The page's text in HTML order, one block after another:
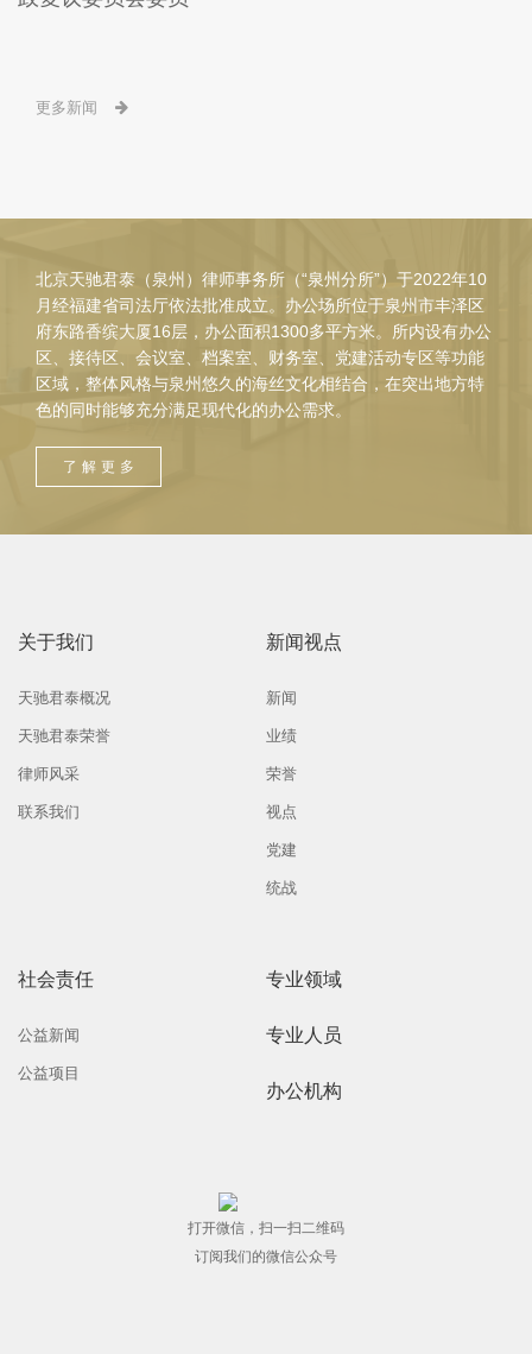
更多新闻
北京天驰君泰（泉州）律师事务所（“泉州分所”）于2022年10
月经福建省司法厅依法批准成立。办公场所位于泉州市丰泽区
府东路香缤大厦16层，办公面积1300多平方米。所内设有办公
区、接待区、会议室、档案室、财务室、党建活动专区等功能
区域，整体风格与泉州悠久的海丝文化相结合，在突出地方特
色的同时能够充分满足现代化的办公需求。
了解更多
关于我们
天驰君泰概况
天驰君泰荣誉
律师风采
联系我们
新闻视点
新闻
业绩
荣誉
视点
党建
统战
社会责任
公益新闻
公益项目
专业领域
专业人员
办公机构
打开微信，扫一扫二维码
订阅我们的微信公众号